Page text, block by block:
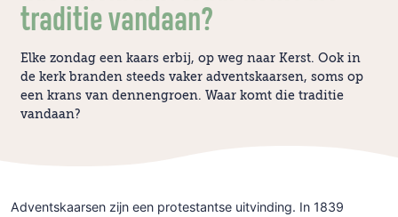
traditie vandaan?
Elke zondag een kaars erbij, op weg naar Kerst. Ook in
de kerk branden steeds vaker adventskaarsen, soms op
een krans van dennengroen. Waar komt die traditie
vandaan?
Adventskaarsen zijn een protestantse uitvinding. In 1839